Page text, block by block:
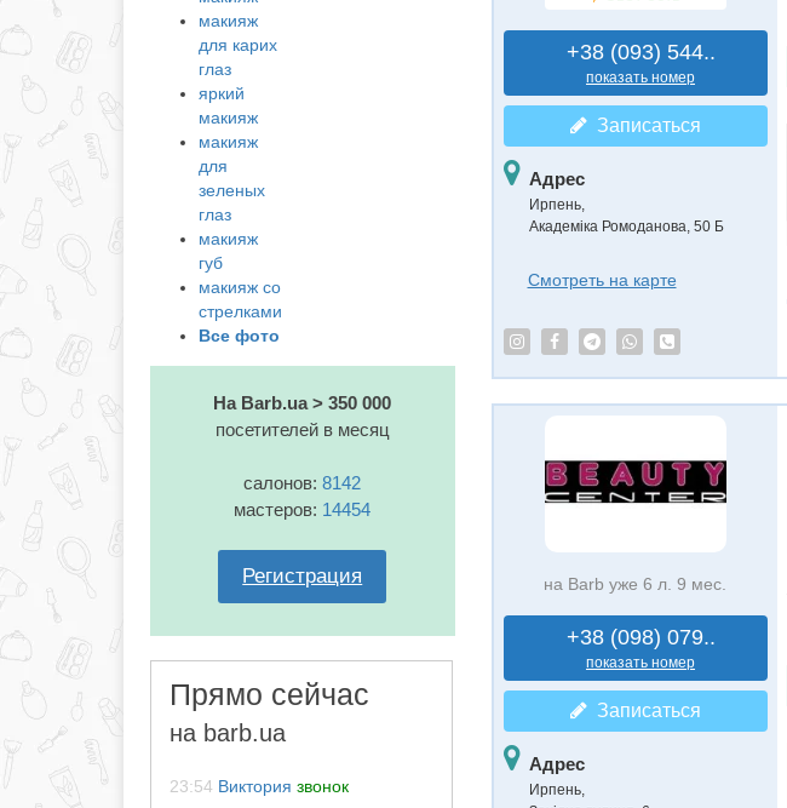
макияж
для карих
глаз
яркий
макияж
макияж
для
зеленых
глаз
макияж
губ
макияж со
стрелками
Все фото
На Barb.ua > 350 000
посетителей в месяц
салонов:8142
мастеров: 14454
Регистрация
Прямо сейчас
на barb.ua
23:54 Виктория звонок
+38 (093) 544..
показать номер
Записаться
Адрес
Ирпень,
Академіка Ромоданова, 50 Б
Смотреть на карте
на Barb уже 6 л. 9 мес.
+38 (098) 079..
показать номер
Записаться
Адрес
Ирпень,